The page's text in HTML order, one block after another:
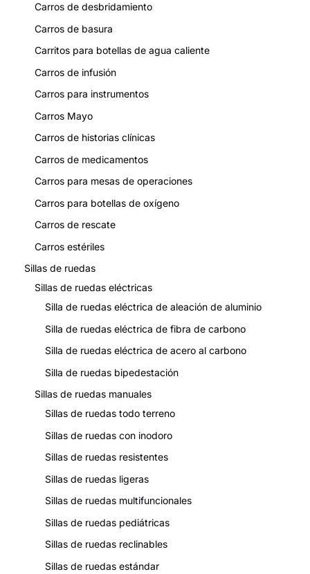
Carros de desbridamiento
Carros de basura
Carritos para botellas de agua caliente
Carros de infusión
Carros para instrumentos
Carros Mayo
Carros de historias clínicas
Carros de medicamentos
Carros para mesas de operaciones
Carros para botellas de oxígeno
Carros de rescate
Carros estériles
Sillas de ruedas
Sillas de ruedas eléctricas
Silla de ruedas eléctrica de aleación de aluminio
Silla de ruedas eléctrica de fibra de carbono
Silla de ruedas eléctrica de acero al carbono
Silla de ruedas bipedestación
Sillas de ruedas manuales
Sillas de ruedas todo terreno
Sillas de ruedas con inodoro
Sillas de ruedas resistentes
Sillas de ruedas ligeras
Sillas de ruedas multifuncionales
Sillas de ruedas pediátricas
Sillas de ruedas reclinables
Sillas de ruedas estándar